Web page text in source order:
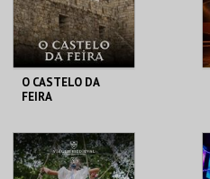
COMPRAR
O CASTELO DA
FEIRA
SANTA MARIA DA
FEIRA